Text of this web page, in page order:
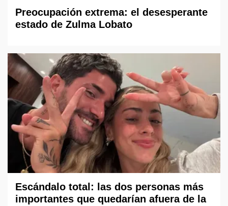
Preocupación extrema: el desesperante
estado de Zulma Lobato
Escándalo total: las dos personas más
importantes que quedarían afuera de la